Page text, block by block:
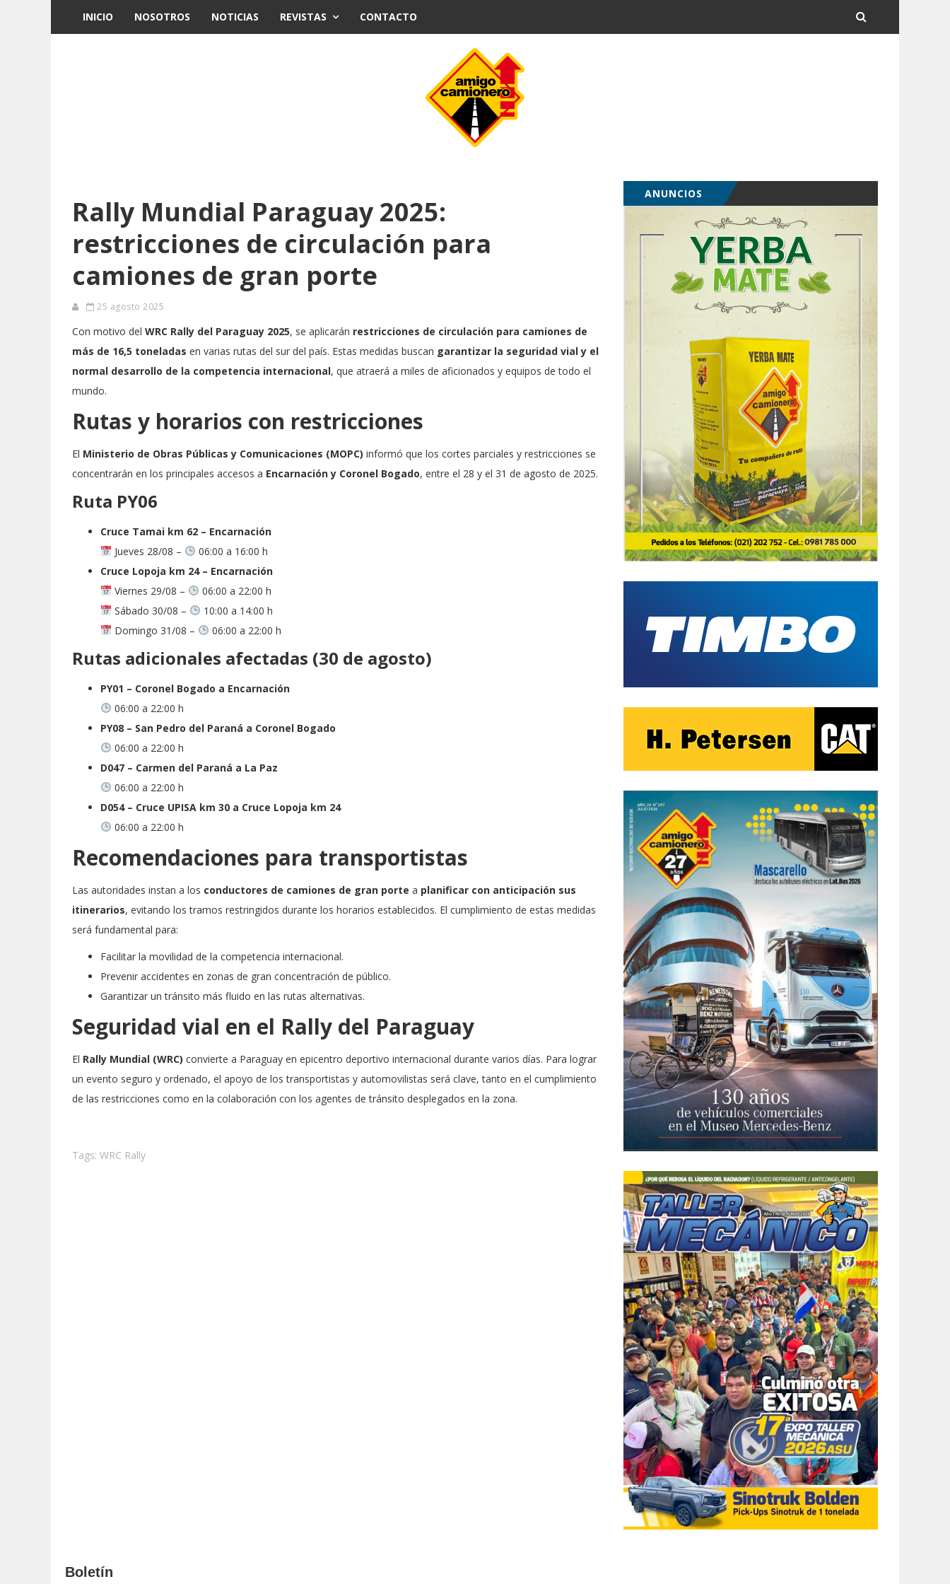
INICIO NOSOTROS NOTICIAS REVISTAS CONTACTO
Rally Mundial Paraguay 2025:
restricciones de circulación para
camiones de gran porte
25 agosto 2025
Con motivo del WRC Rally del Paraguay 2025, se aplicarán restricciones de circulación para camiones de
más de 16,5 toneladas en varias rutas del sur del país. Estas medidas buscan garantizar la seguridad vial y el
normal desarrollo de la competencia internacional, que atraerá a miles de aficionados y equipos de todo el
mundo.
Rutas y horarios con restricciones
El Ministerio de Obras Públicas y Comunicaciones (MOPC) informó que los cortes parciales y restricciones se
concentrarán en los principales accesos a Encarnación y Coronel Bogado, entre el 28 y el 31 de agosto de 2025.
Ruta PY06
Cruce Tamai km 62 – Encarnación
Jueves 28/08 –
06:00 a 16:00 h
Cruce Lopoja km 24 – Encarnación
Viernes 29/08 –
06:00 a 22:00 h
Sábado 30/08 –
10:00 a 14:00 h
Domingo 31/08 –
06:00 a 22:00 h
Rutas adicionales afectadas (30 de agosto)
PY01 – Coronel Bogado a Encarnación
06:00 a 22:00 h
PY08 – San Pedro del Paraná a Coronel Bogado
06:00 a 22:00 h
D047 – Carmen del Paraná a La Paz
06:00 a 22:00 h
D054 – Cruce UPISA km 30 a Cruce Lopoja km 24
06:00 a 22:00 h
Recomendaciones para transportistas
Las autoridades instan a los conductores de camiones de gran porte a planificar con anticipación sus
itinerarios, evitando los tramos restringidos durante los horarios establecidos. El cumplimiento de estas medidas
será fundamental para:
Facilitar la movilidad de la competencia internacional.
Prevenir accidentes en zonas de gran concentración de público.
Garantizar un tránsito más fluido en las rutas alternativas.
Seguridad vial en el Rally del Paraguay
El Rally Mundial (WRC) convierte a Paraguay en epicentro deportivo internacional durante varios días. Para lograr
un evento seguro y ordenado, el apoyo de los transportistas y automovilistas será clave, tanto en el cumplimiento
de las restricciones como en la colaboración con los agentes de tránsito desplegados en la zona.
Tags: WRC Rally
ANUNCIOS
Boletín